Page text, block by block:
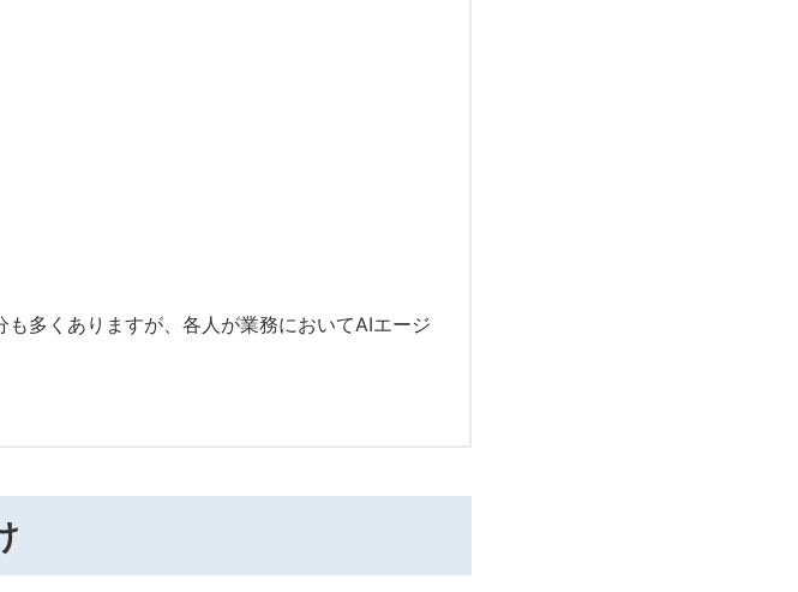
多くありますが、各人が業務においてAIエージ